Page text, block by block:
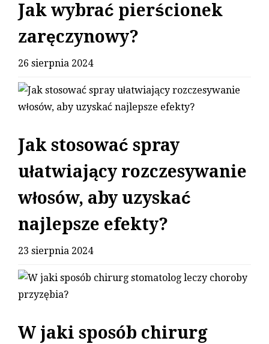
Jak wybrać pierścionek
zaręczynowy?
26 sierpnia 2024
Jak stosować spray
ułatwiający rozczesywanie
włosów, aby uzyskać
najlepsze efekty?
23 sierpnia 2024
W jaki sposób chirurg